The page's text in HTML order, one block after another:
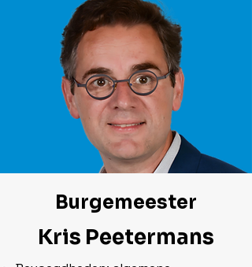
Burgemeester
Kris Peetermans